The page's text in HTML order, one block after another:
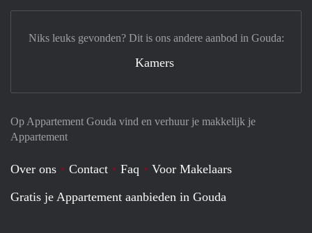
Op Appartement Gouda vind en verhuur je makkelijk je
Appartement
Over ons Contact Faq
Voor Makelaars
Gratis je Appartement aanbieden in Gouda
Niks leuks gevonden? Dit is ons andere aanbod in Gouda:
Kamers